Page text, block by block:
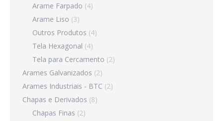
Arame Farpado (4)
Arame Liso (3)
Outros Produtos (4)
Tela Hexagonal (4)
Tela para Cercamento (2)
Arames Galvanizados (2)
Arames Industriais - BTC (2)
Chapas e Derivados (8)
Chapas Finas (2)